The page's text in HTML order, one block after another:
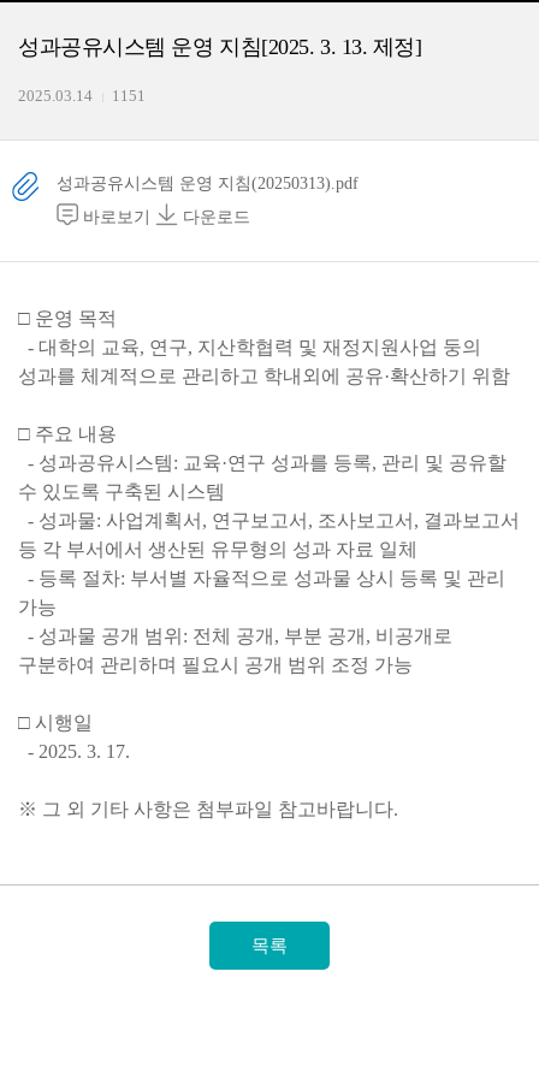
성과공유시스템 운영 지침[2025. 3. 13. 제정]
2025.03.14 1151
성과공유시스템 운영 지침(20250313).pdf
바로보기
다운로드
□ 운영 목적
- 대학의 교육, 연구, 지산학협력 및 재정지원사업 둥의
성과를 체계적으로 관리하고 학내외에 공유·확산하기 위함
□ 주요 내용
- 성과공유시스템: 교육·연구 성과를 등록, 관리 및 공유할
수 있도록 구축된 시스템
- 성과물: 사업계획서, 연구보고서, 조사보고서, 결과보고서
등 각 부서에서 생산된 유무형의 성과 자료 일체
- 등록 절차: 부서별 자율적으로 성과물 상시 등록 및 관리
가능
- 성과물 공개 범위: 전체 공개, 부분 공개, 비공개로
구분하여 관리하며 필요시 공개 범위 조정 가능
□ 시행일
- 2025. 3. 17.
※ 그 외 기타 사항은 첨부파일 참고바랍니다.